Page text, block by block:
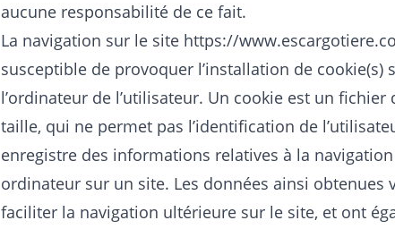
aucune responsabilité de ce fait.
La navigation sur le site https://
susceptible de provoquer l’installation de cookie(s)
l’ordinateur de l’utilisateur. Un cookie est un fichier
taille, qui ne permet pas l’identification de
enregistre des informations relatives à la navigation
ordinateur sur un site. Les données ainsi obtenues
faciliter la navigation ultérieure sur le site, et ont